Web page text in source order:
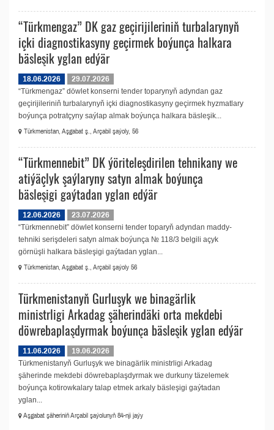
“Türkmengaz” DK gaz geçirijileriniň turbalarynyň
içki diagnostikasyny geçirmek boýunça halkara
bäsleşik yglan edýär
18.06.2026
29.07.2026
“Türkmengaz” döwlet konserni tender toparynyň adyndan gaz
geçirijileriniň turbalarynyň içki diagnostikasyny geçirmek hyzmatlary
boýunça potratçyny saýlap almak boýunça halkara bäsleşik...
Türkmenistan, Aşgabat ş., Arçabil şaýoly, 56
“Türkmennebit” DK ýöriteleşdirilen tehnikany we
atiýäçlyk şaýlaryny satyn almak boýunça
bäsleşigi gaýtadan yglan edýär
12.06.2026
23.07.2026
“Türkmennebit” döwlet konserni tender toparyň adyndan maddy-
tehniki serişdeleri satyn almak boýunça № 118/3 belgili açyk
görnüşli halkara bäsleşigi gaýtadan yglan...
Türkmenistan, Aşgabat ş., Arçabil şaýoly 56
Türkmenistanyň Gurluşyk we binagärlik
ministrligi Arkadag şäherindäki orta mekdebi
döwrebaplaşdyrmak boýunça bäsleşik yglan edýär
11.06.2026
19.06.2026
Türkmenistanyň Gurluşyk we binagärlik ministrligi Arkadag
şäherinde mekdebi döwrebaplaşdyrmak we durkuny täzelemek
boýunça kotirowkalary talap etmek arkaly bäsleşigi gaýtadan
yglan...
Aşgabat şäheriniň Arçabil şaýolunyň 84-nji jaýy